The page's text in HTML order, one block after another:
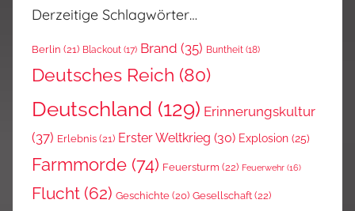
Derzeitige Schlagwörter…
Berlin (21) Blackout (17) Brand (35) Buntheit (18)
Deutsches Reich (80)
Deutschland (129) Erinnerungskultur
(37) Erlebnis (21) Erster Weltkrieg (30) Explosion (25)
Farmmorde (74) Feuersturm (22) Feuerwehr (16)
Flucht (62) Geschichte (20) Gesellschaft(22)